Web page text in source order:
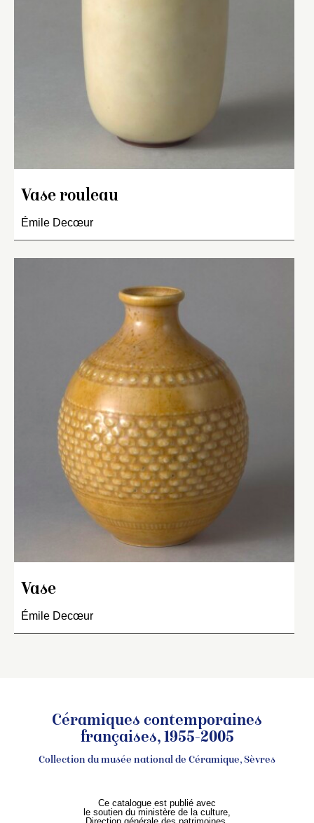
Vase rouleau
Émile Decœur
Vase
Émile Decœur
Céramiques contemporaines
françaises, 1955-2005
Collection du musée national de Céramique, Sèvres
Ce catalogue est publié avec
le soutien du ministère de la culture,